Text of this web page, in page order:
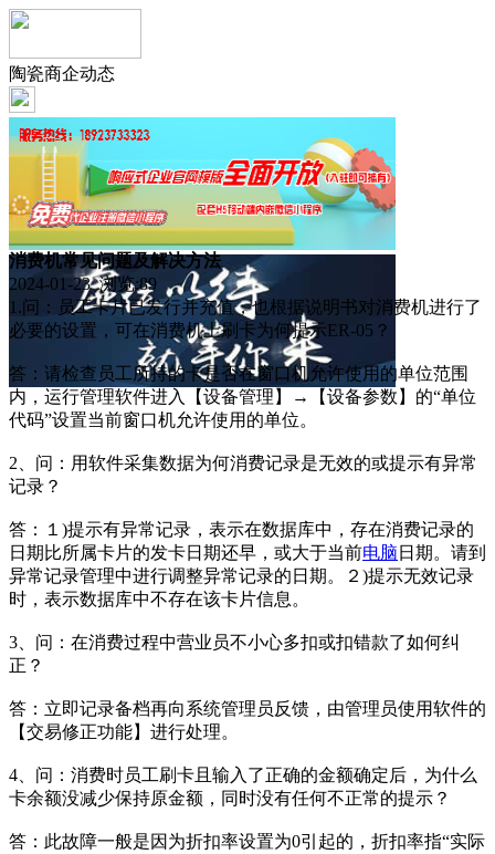
陶瓷商企动态
消费机常见问题及解决方法
2024-01-23 浏览:89
1.问：员工卡片已发行并充值，也根据说明书对消费机进行了
必要的设置，可在消费机上刷卡为何提示ER-05？
答：请检查员工所持的卡是否在窗口机允许使用的单位范围
内，运行管理软件进入【设备管理】→【设备参数】的“单位
代码”设置当前窗口机允许使用的单位。
2、问：用软件采集数据为何消费记录是无效的或提示有异常
记录？
答：１)提示有异常记录，表示在数据库中，存在消费记录的
日期比所属卡片的发卡日期还早，或大于当前电脑 日期。请到
异常记录管理中进行调整异常记录的日期。２)提示无效记录
时，表示数据库中不存在该卡片信息。
3、问：在消费过程中营业员不小心多扣或扣错款了如何纠
正？
答：立即记录备档再向系统管理员反馈，由管理员使用软件的
【交易修正功能】进行处理。
4、问：消费时员工刷卡且输入了正确的金额确定后，为什么
卡余额没减少保持原金额，同时没有任何不正常的提示？
答：此故障一般是因为折扣率设置为0引起的，折扣率指“实际